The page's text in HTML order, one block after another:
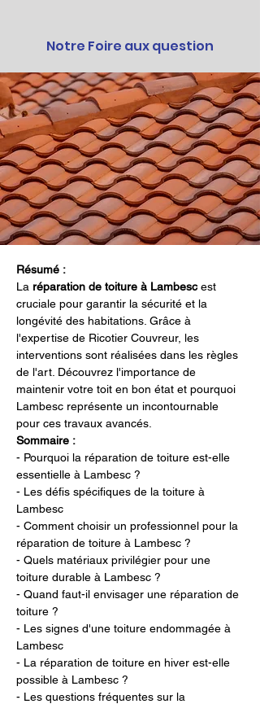
Notre Foire aux question
Résumé :
La réparation de toiture à Lambesc est
cruciale pour garantir la sécurité et la
longévité des habitations. Grâce à
l'expertise de Ricotier Couvreur, les
interventions sont réalisées dans les règles
de l'art. Découvrez l'importance de
maintenir votre toit en bon état et pourquoi
Lambesc représente un incontournable
pour ces travaux avancés.
Sommaire :
- Pourquoi la réparation de toiture est-elle
essentielle à Lambesc ?
- Les défis spécifiques de la toiture à
Lambesc
- Comment choisir un professionnel pour la
réparation de toiture à Lambesc ?
- Quels matériaux privilégier pour une
toiture durable à Lambesc ?
- Quand faut-il envisager une réparation de
toiture ?
- Les signes d'une toiture endommagée à
Lambesc
- La réparation de toiture en hiver est-elle
possible à Lambesc ?
- Les questions fréquentes sur la